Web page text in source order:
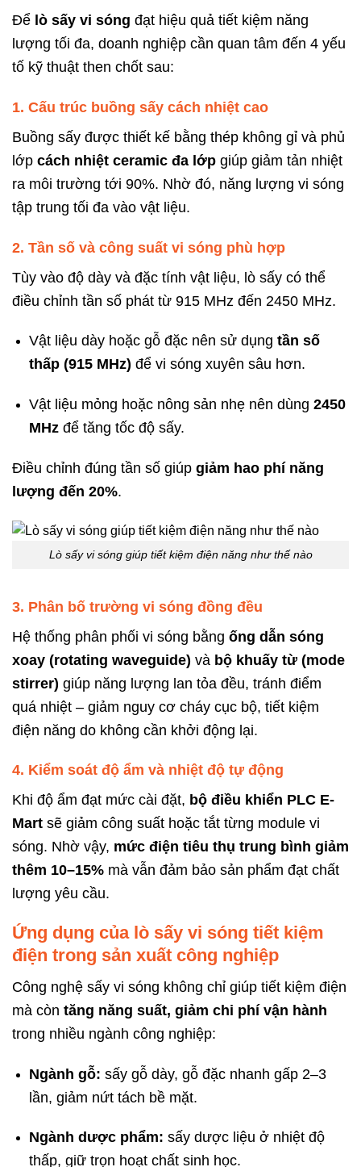
Để lò sấy vi sóng đạt hiệu quả tiết kiệm năng
lượng tối đa, doanh nghiệp cần quan tâm đến 4 yếu
tố kỹ thuật then chốt sau:
1. Cấu trúc buồng sấy cách nhiệt cao
Buồng sấy được thiết kế bằng thép không gỉ và phủ
lớp cách nhiệt ceramic đa lớp giúp giảm tản nhiệt
ra môi trường tới 90%. Nhờ đó, năng lượng vi sóng
tập trung tối đa vào vật liệu.
2. Tần số và công suất vi sóng phù hợp
Tùy vào độ dày và đặc tính vật liệu, lò sấy có thể
điều chỉnh tần số phát từ 915 MHz đến 2450 MHz.
Vật liệu dày hoặc gỗ đặc nên sử dụng tần số
thấp (915 MHz) để vi sóng xuyên sâu hơn.
Vật liệu mỏng hoặc nông sản nhẹ nên dùng 2450
MHzđể tăng tốc độ sấy.
Điều chỉnh đúng tần số giúp giảm hao phí năng
lượng đến 20%.
Lò sấy vi sóng giúp tiết kiệm điện năng như thế nào
3. Phân bố trường vi sóng đồng đều
Hệ thống phân phối vi sóng bằng ống dẫn sóng
xoay (rotating waveguide) và bộ khuấy từ (mode
stirrer) giúp năng lượng lan tỏa đều, tránh điểm
quá nhiệt – giảm nguy cơ cháy cục bộ, tiết kiệm
điện năng do không cần khởi động lại.
4. Kiểm soát độ ẩm và nhiệt độ tự động
Khi độ ẩm đạt mức cài đặt, bộ điều khiển PLC E-
Mart sẽ giảm công suất hoặc tắt từng module vi
sóng. Nhờ vậy, mức điện tiêu thụ trung bình giảm
thêm 10–15% mà vẫn đảm bảo sản phẩm đạt chất
lượng yêu cầu.
Ứng dụng của lò sấy vi sóng tiết kiệm
điện trong sản xuất công nghiệp
Công nghệ sấy vi sóng không chỉ giúp tiết kiệm điện
mà còn tăng năng suất, giảm chi phí vận hành
trong nhiều ngành công nghiệp:
Ngành gỗ: sấy gỗ dày, gỗ đặc nhanh gấp 2–3
lần, giảm nứt tách bề mặt.
Ngành dược phẩm: sấy dược liệu ở nhiệt độ
thấp, giữ trọn hoạt chất sinh học.